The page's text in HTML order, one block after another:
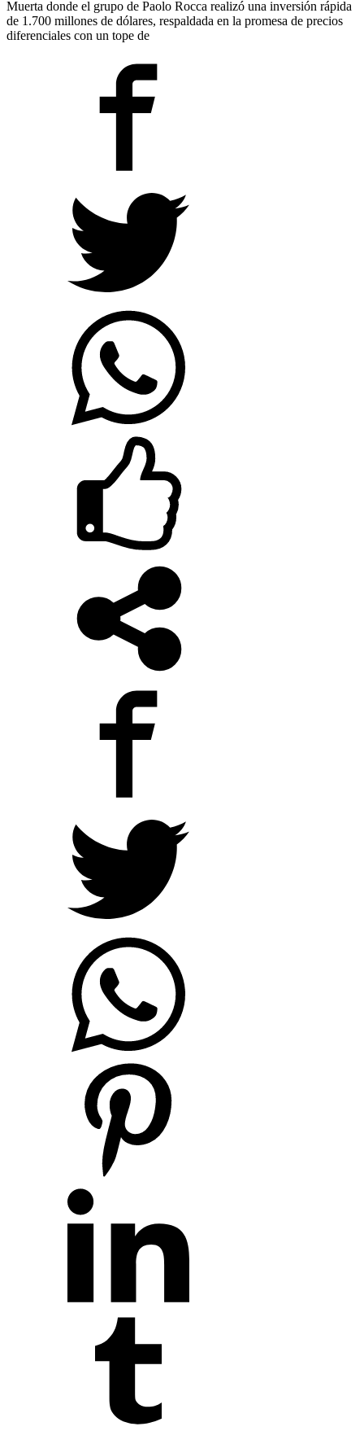
Muerta donde el grupo de Paolo Rocca realizó una inversión rápida
de 1.700 millones de dólares, respaldada en la promesa de precios
diferenciales con un tope de